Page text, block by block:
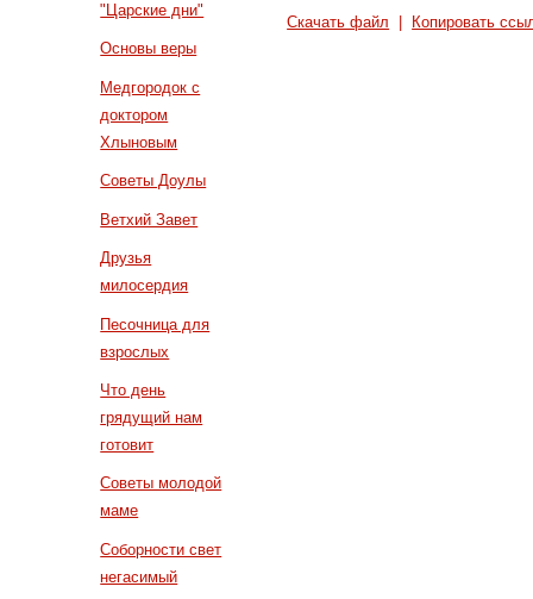
"Царские дни"
Основы веры
Медгородок с
доктором
Хлыновым
Советы Доулы
Ветхий Завет
Друзья
милосердия
Песочница для
взрослых
Что день
грядущий нам
готовит
Советы молодой
маме
Соборности свет
негасимый
Скачать файл Копировать